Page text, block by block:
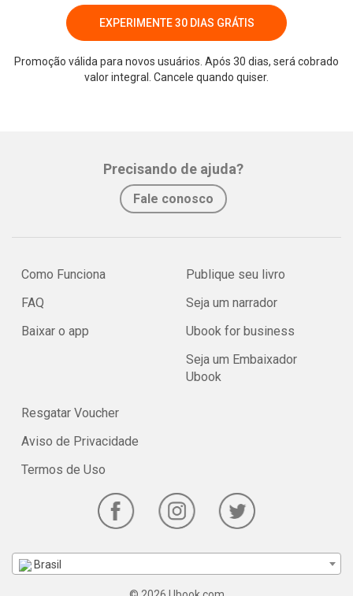
EXPERIMENTE 30 DIAS GRÁTIS
Promoção válida para novos usuários. Após 30 dias, será cobrado
valor integral. Cancele quando quiser.
Precisando de ajuda?
Fale conosco
Como Funciona
FAQ
Baixar o app
Publique seu livro
Seja um narrador
Ubook for business
Seja um Embaixador
Ubook
Resgatar Voucher
Aviso de Privacidade
Termos de Uso
Brasil